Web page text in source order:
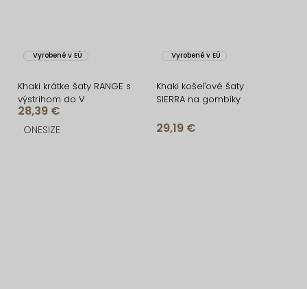
Vyrobené v EÚ
Khaki krátke šaty RANGE s
výstrihom do V
28,39 €
ONESIZE
Vyrobené v EÚ
Khaki košeľové šaty
SIERRA na gombíky
29,19 €